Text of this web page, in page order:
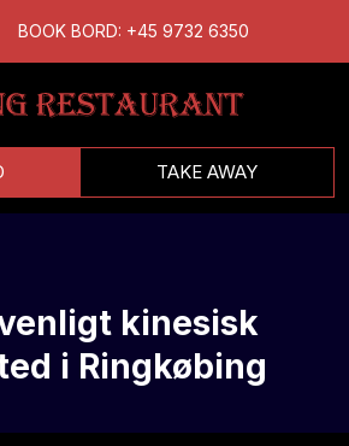
BOOK BORD: +45 9732 6350
TAKE AWAY
kinesisk
i Ringkøbing